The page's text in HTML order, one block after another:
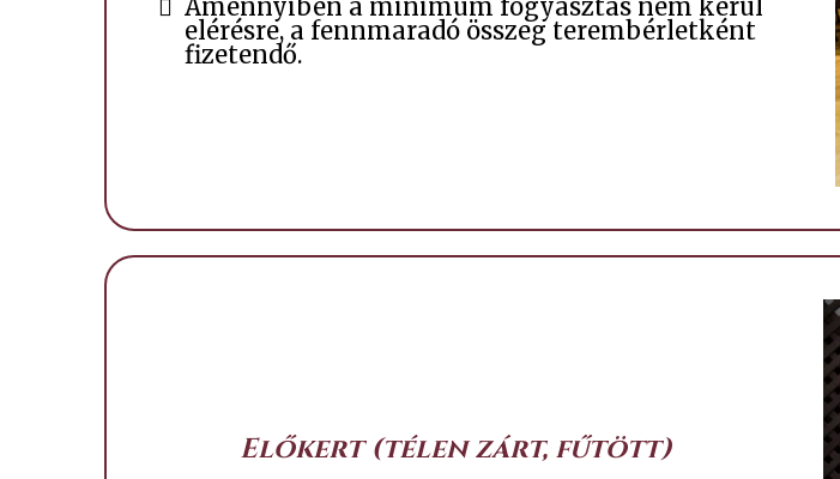
Amennyiben a minimum fogyasztás nem kerül
elérésre, a fennmaradó összeg terembérletként
fizetendő.
Előkert (télen zárt, fűtött)